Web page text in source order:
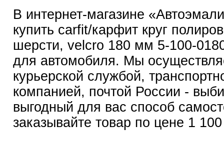
В интернет-магазине
купить carfit/карфит круг
шерсти, velcro 180 мм 5-100-
для автомобиля. Мы
курьерской службой,
компанией, почтой России -
выгодный для вас способ
заказывайте товар по цене 1